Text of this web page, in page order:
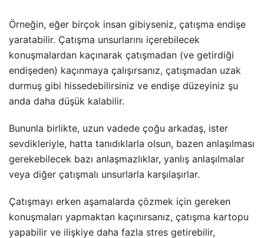
Örneğin, eğer birçok insan gibiyseniz, çatışma endişe
yaratabilir. Çatışma unsurlarını içerebilecek
konuşmalardan kaçınarak çatışmadan (ve getirdiği
endişeden) kaçınmaya çalışırsanız, çatışmadan uzak
durmuş gibi hissedebilirsiniz ve endişe düzeyiniz şu
anda daha düşük kalabilir.
Bununla birlikte, uzun vadede çoğu arkadaş, ister
sevdikleriyle, hatta tanıdıklarla olsun, bazen anlaşılması
gerekebilecek bazı anlaşmazlıklar, yanlış anlaşılmalar
veya diğer çatışmalı unsurlarla karşılaşırlar.
Çatışmayı erken aşamalarda çözmek için gereken
konuşmaları yapmaktan kaçınırsanız, çatışma kartopu
yapabilir ve ilişkiye daha fazla stres getirebilir,